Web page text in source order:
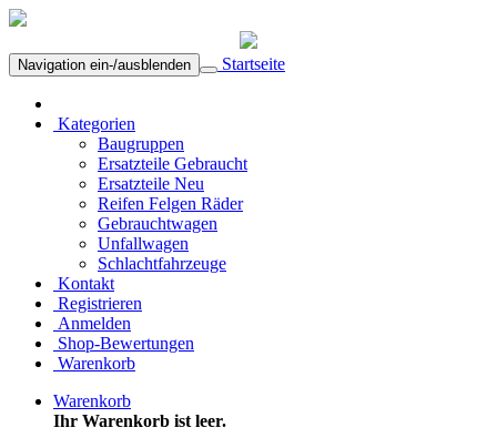
Navigation ein-/ausblenden Startseite
Kategorien
Baugruppen
Ersatzteile Gebraucht
Ersatzteile Neu
Reifen Felgen Räder
Gebrauchtwagen
Unfallwagen
Schlachtfahrzeuge
Kontakt
Registrieren
Anmelden
Shop-Bewertungen
Warenkorb
Warenkorb
Ihr Warenkorb ist leer.